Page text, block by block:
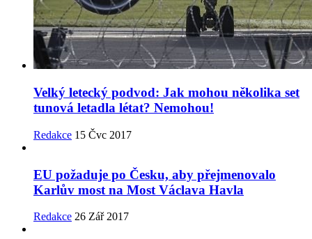
Velký letecký podvod: Jak mohou několika set
tunová letadla létat? Nemohou!
Redakce 15 Čvc 2017
EU požaduje po Česku, aby přejmenovalo
Karlův most na Most Václava Havla
Redakce 26 Zář 2017